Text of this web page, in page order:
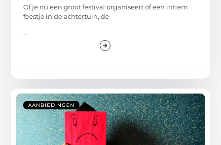
Of je nu een groot festival organiseert of een intiem
feestje in de achtertuin, de
...
AANBIEDINGEN